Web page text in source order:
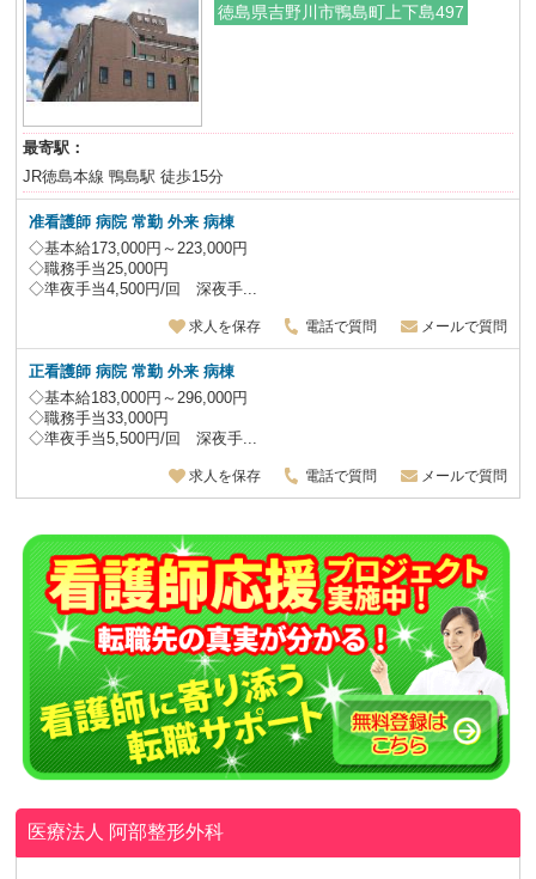
徳島県吉野川市鴨島町上下島497
最寄駅：
JR徳島本線 鴨島駅 徒歩15分
准看護師 病院常勤 外来 病棟
◇基本給173,000円～223,000円
◇職務手当25,000円
◇準夜手当4,500円/回 深夜手...
求人を保存 電話で質問 メールで質問
正看護師 病院常勤 外来 病棟
◇基本給183,000円～296,000円
◇職務手当33,000円
◇準夜手当5,500円/回 深夜手...
求人を保存 電話で質問 メールで質問
医療法人 阿部整形外科